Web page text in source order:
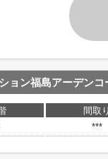
ョン福島アーデンコ
間取り
***